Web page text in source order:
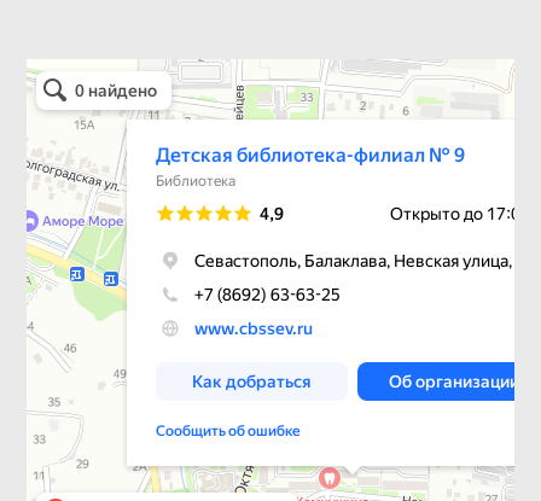
Детская библиотека-филиал № 9
Библиотека в Севастополе